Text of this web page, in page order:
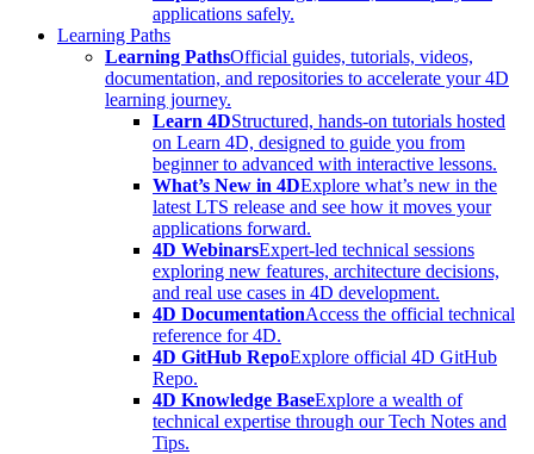
applications safely.
Learning Paths
Learning PathsOfficial guides, tutorials, videos,
documentation, and repositories to accelerate your 4D
learning journey.
Learn 4DStructured, hands-on tutorials hosted
on Learn 4D, designed to guide you from
beginner to advanced with interactive lessons.
What’s New in 4DExplore what’s new in the
latest LTS release and see how it moves your
applications forward.
4D WebinarsExpert-led technical sessions
exploring new features, architecture decisions,
and real use cases in 4D development.
4D DocumentationAccess the official technical
reference for 4D.
4D GitHub RepoExplore official 4D GitHub
Repo.
4D Knowledge BaseExplore a wealth of
technical expertise through our Tech Notes and
Tips.